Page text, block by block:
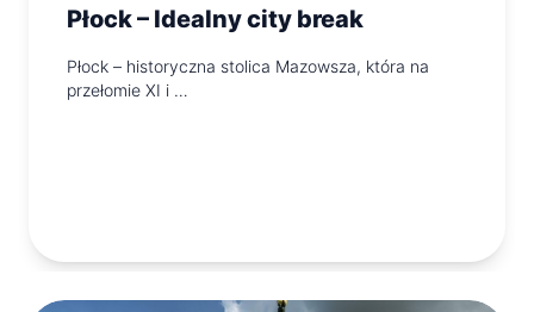
Płock – Idealny city break
Płock – historyczna stolica Mazowsza, która na
przełomie XI i …